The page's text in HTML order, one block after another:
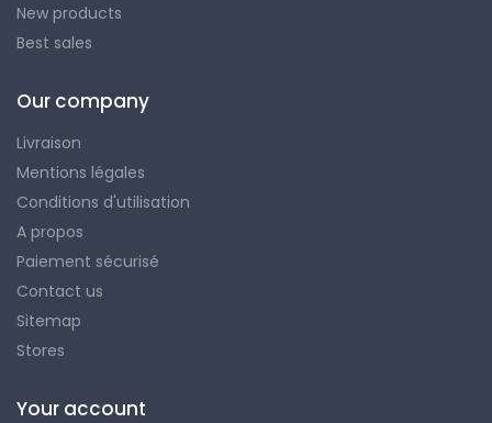
New products
Best sales
Our company
Livraison
Mentions légales
Conditions d'utilisation
A propos
Paiement sécurisé
Contact us
Sitemap
Stores
Your account